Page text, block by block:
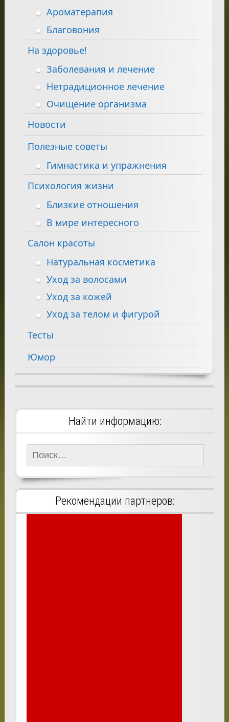
Ароматерапия
Благовония
На здоровье!
Заболевания и лечение
Нетрадиционное лечение
Очищение организма
Новости
Полезные советы
Гимнастика и упражнения
Психология жизни
Близкие отношения
В мире интересного
Салон красоты
Натуральная косметика
Уход за волосами
Уход за кожей
Уход за телом и фигурой
Тесты
Юмор
Найти информацию:
Найти:
Рекомендации партнеров: